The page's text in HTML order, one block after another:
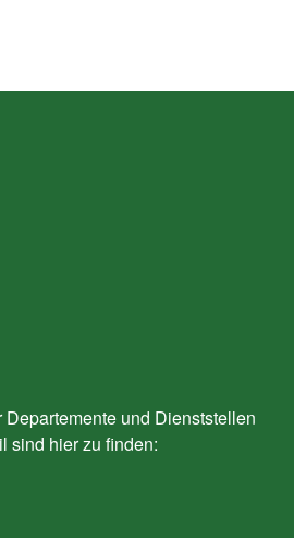
und Dienststellen
sind hier zu finden: